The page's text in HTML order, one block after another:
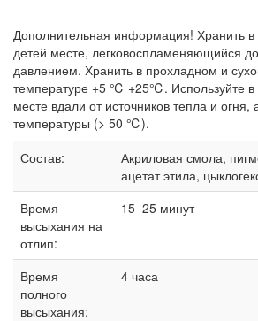
Дополнительная информация! Хранить в
детей месте, легковоспламеняющийся
давлением. Хранить в прохладном и
температуре +5 ℃ +25℃. Используйте в
месте вдали от источников тепла и огня,
температуры (> 50 ℃).
Состав:
Акриловая смола,
ацетат этила,
Время
высыхания на
отлип:
15–25 минут
Время
полного
высыхания:
4 часа